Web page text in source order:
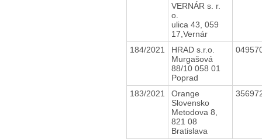
VERNÁR s. r.
o.
ulica 43, 059
17,Vernár
184/2021
HRAD s.r.o.
Murgašová
88/10 058 01
Poprad
183/2021
Orange
Slovensko
Metodova 8,
821 08
Bratislava